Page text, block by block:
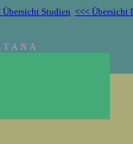
Übersicht Studien <<< Übersicht